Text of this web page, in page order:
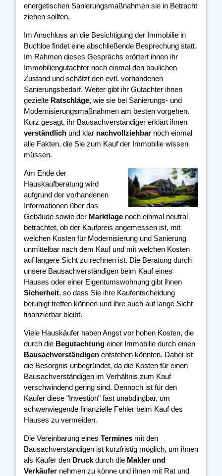
energetischen Sanierungsmaßnahmen sie in Betracht
ziehen sollten.
Im Anschluss an die Besichtigung der Immobilie in
Buchloe findet eine abschließende Besprechung statt.
Im Rahmen dieses Gesprächs erörtert ihnen ihr
Immobiliengutachter noch einmal den baulichen
Zustand und schätzt den evtl. vorhandenen
Sanierungsbedarf. Weiter gibt ihr Gutachter ihnen
gezielte Ratschläge, wie sie bei Sanierungs- und
Modernisierungsmaßnahmen am besten vorgehen.
Kurz gesagt, ihr Bausachverständiger erklärt ihnen
verständlich und klar nachvollziehbar noch einmal
alle Fakten, die Sie zum Kauf der Immobilie wissen
müssen.
Am Ende der
Hauskaufberatung wird
aufgrund der vorhandenen
Informationen über das
Gebäude sowie der Marktlage noch einmal neutral
betrachtet, ob der Kaufpreis angemessen ist, mit
welchen Kosten für Modernisierung und Sanierung
unmittelbar nach dem Kauf und mit welchen Kosten
auf längere Sicht zu rechnen ist. Die Beratung durch
unsere Bausachverständigen beim Kauf eines
Hauses oder einer Eigentumswohnung gibt ihnen
Sicherheit, so dass Sie ihre Kaufentscheidung
beruhigt treffen können und ihre auch auf lange Sicht
finanzierbar bleibt.
Viele Hauskäufer haben Angst vor hohen Kosten, die
durch die Begutachtung einer Immobilie durch einen
Bausachverständigen entstehen könnten. Dabei ist
die Besorgnis unbegründet, da die Kosten für einen
Bausachverständigen im Verhältnis zum Kauf
verschwindend gering sind. Dennoch ist für den
Käufer diese "Investion" fast unabdingbar, um
schwerwiegende finanzielle Fehler beim Kauf des
Hauses zu vermeiden.
Die Vereinbarung eines Termines mit den
Bausachverständigen ist kurzfristig möglich, um ihnen
als Käufer den Druck durch die Makler und
Verkäufer nehmen zu könne und ihnen mit Rat und